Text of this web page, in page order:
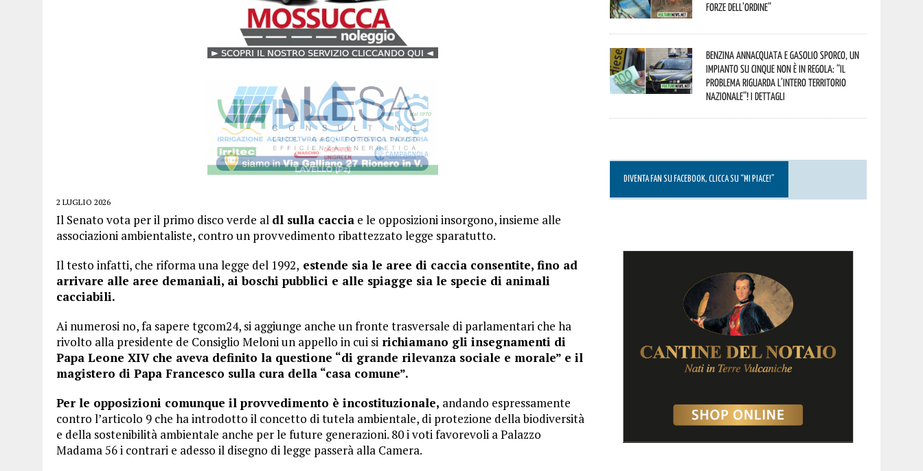
2 LUGLIO 2026
Il Senato vota per il primo disco verde al dl sulla caccia e le opposizioni insorgono, insieme alle
associazioni ambientaliste, contro un provvedimento ribattezzato legge sparatutto.
Il testo infatti, che riforma una legge del 1992, estende sia le aree di caccia consentite, fino ad
arrivare alle aree demaniali, ai boschi pubblici e alle spiagge sia le specie di animali
cacciabili.
Ai numerosi no, fa sapere tgcom24, si aggiunge anche un fronte trasversale di parlamentari che ha
rivolto alla presidente de Consiglio Meloni un appello in cui si richiamano gli insegnamenti di
Papa Leone XIV che aveva definito la questione “di grande rilevanza sociale e morale” e il
magistero di Papa Francesco sulla cura della “casa comune”.
Per le opposizioni comunque il provvedimento è incostituzionale, andando espressamente
contro l’articolo 9 che ha introdotto il concetto di tutela ambientale, di protezione della biodiversità
e della sostenibilità ambientale anche per le future generazioni. 80 i voti favorevoli a Palazzo
Madama 56 i contrari e adesso il disegno di legge passerà alla Camera.
Forze dell’Ordine”
Benzina annacquata e gasolio sporco, un
impianto su cinque non è in regola: “il
problema riguarda l’intero territorio
Nazionale”! I dettagli
DIVENTA FAN SU FACEBOOK, CLICCA SU “MI PIACE!”